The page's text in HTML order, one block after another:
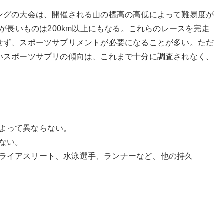
の大会は、開催される山の標高の高低によって難易度が
長いものは200km以上にもなる。これらのレースを完走
、スポーツサプリメントが必要になることが多い。ただ
ポーツサプリの傾向は、これまで十分に調査されなく、
って異ならない。
い。
イアスリート、水泳選手、ランナーなど、他の持久